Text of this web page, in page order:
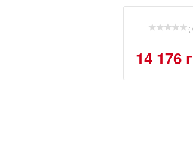
(
14 176